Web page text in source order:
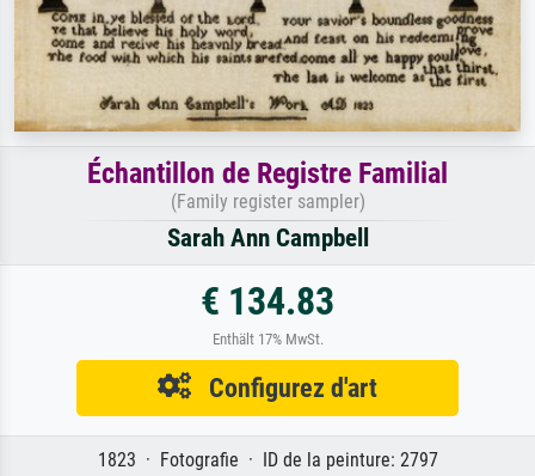
Échantillon de Registre Familial
(Family register sampler)
Sarah Ann Campbell
€ 134.83
Enthält 17% MwSt.
Configurez d'art
1823 · Fotografie · ID de la peinture: 2797